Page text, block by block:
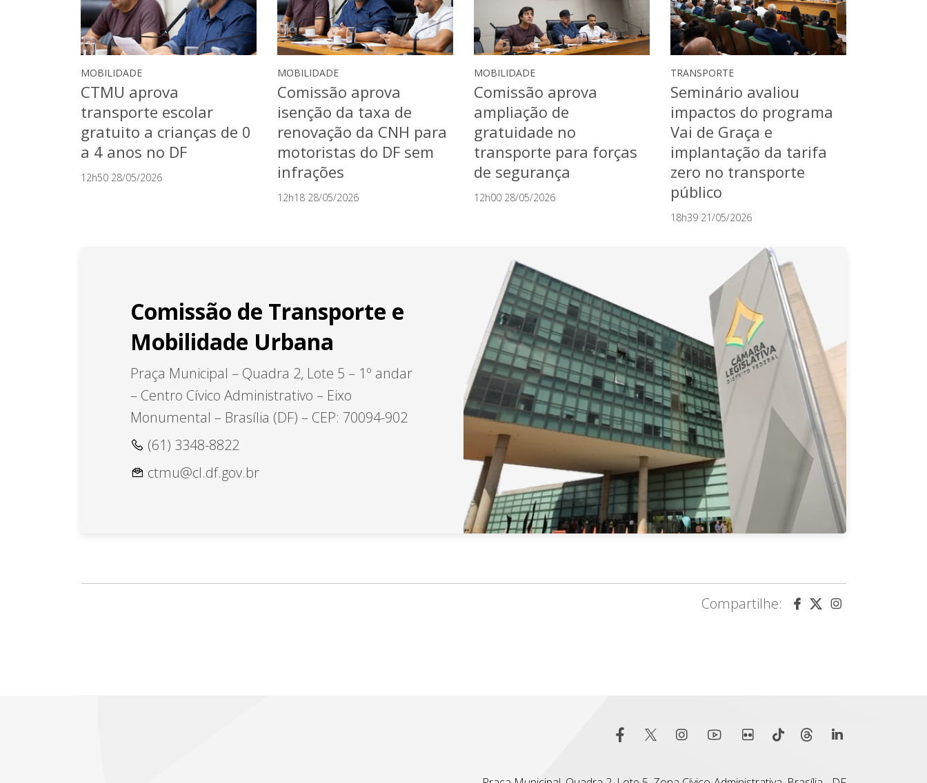
MOBILIDADE
CTMU aprova
transporte escolar
gratuito a crianças de 0
a 4 anos no DF
12h50 28/05/2026
MOBILIDADE
Comissão aprova
isenção da taxa de
renovação da CNH para
motoristas do DF sem
infrações
12h18 28/05/2026
MOBILIDADE
Comissão aprova
ampliação de
gratuidade no
transporte para forças
de segurança
12h00 28/05/2026
TRANSPORTE
Seminário avaliou
impactos do programa
Vai de Graça e
implantação da tarifa
zero no transporte
público
18h39 21/05/2026
Comissão de Transporte e
Mobilidade Urbana
Praça Municipal – Quadra 2, Lote 5 – 1º andar
– Centro Cívico Administrativo – Eixo
Monumental – Brasília (DF) – CEP: 70094-902
(61) 3348-8822
ctmu@cl.df.gov.br
Compartilhe: